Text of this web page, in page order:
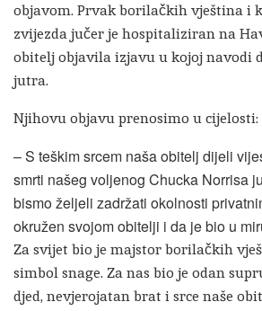
objavom. Prvak borilačkih vještina i
zvijezda jučer je hospitaliziran na
obitelj objavila izjavu u kojoj navodi
jutra.
Njihovu objavu prenosimo u cijelosti:
– S teškim srcem naša obitelj dijeli
smrti našeg voljenog Chucka Norrisa
bismo željeli zadržati okolnosti
okružen svojom obitelji i da je bio u
Za svijet bio je majstor borilačkih
simbol snage. Za nas bio je odan
djed, nevjerojatan brat i srce naše